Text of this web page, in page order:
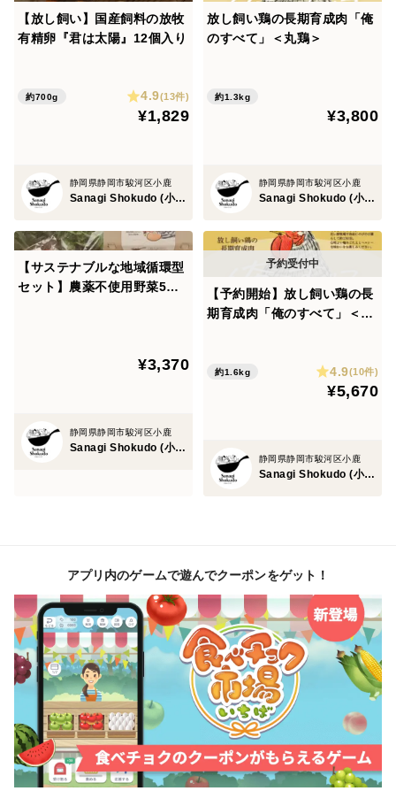
【放し飼い】国産飼料の放牧
有精卵『君は太陽』12個入り
約700g 4.9(13件)
¥1,829
静岡県静岡市駿河区小鹿
Sanagi Shokudo (小川 聡美)
放し飼い鶏の長期育成肉「俺
のすべて」＜丸鶏＞
約1.3kg
¥3,800
静岡県静岡市駿河区小鹿
Sanagi Shokudo (小川 聡美)
【サステナブルな地域循環型
セット】農薬不使用野菜5種
¥3,370
静岡県静岡市駿河区小鹿
Sanagi Shokudo (小川 聡美)
【予約開始】放し飼い鶏の長
期育成肉「俺のすべて」＜カ
約1.6kg 4.9(10件)
¥5,670
静岡県静岡市駿河区小鹿
Sanagi Shokudo (小川 聡美)
アプリ内のゲームで遊んでクーポンをゲット！